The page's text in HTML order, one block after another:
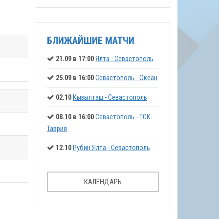
БЛИЖАЙШИЕ МАТЧИ
21.09 в 17:00Ялта - Севастополь
25.09 в 16:00Севастополь - Океан
02.10Кызылташ - Севастополь
08.10 в 16:00Севастополь - ТСК-
Таврия
12.10 Рубин Ялта - Севастополь
КАЛЕНДАРЬ